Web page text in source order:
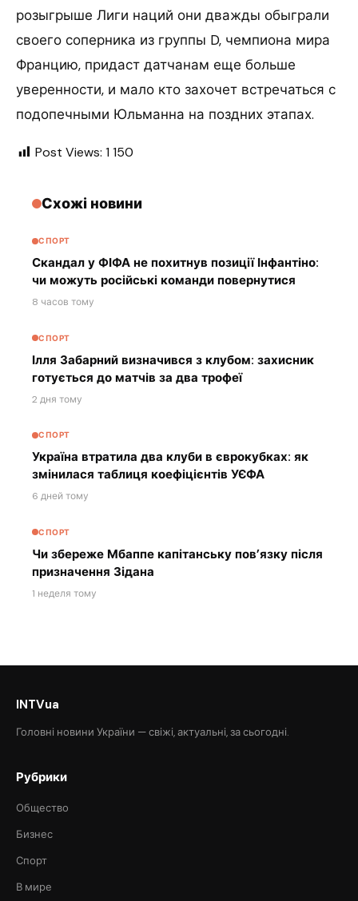
розыгрыше Лиги наций они дважды обыграли
своего соперника из группы D, чемпиона мира
Францию, придаст датчанам еще больше
уверенности, и мало кто захочет встречаться с
подопечными Юльманна на поздних этапах.
Post Views: 1 150
Схожі новини
СПОРТ
Скандал у ФІФА не похитнув позиції Інфантіно:
чи можуть російські команди повернутися
8 часов тому
СПОРТ
Ілля Забарний визначився з клубом: захисник
готується до матчів за два трофеї
2 дня тому
СПОРТ
Україна втратила два клуби в єврокубках: як
змінилася таблиця коефіцієнтів УЄФА
6 дней тому
СПОРТ
Чи збереже Мбаппе капітанську пов’язку після
призначення Зідана
1 неделя тому
INTVua
Головні новини України — свіжі, актуальні, за сьогодні.
Рубрики
Общество
Бизнес
Спорт
В мире